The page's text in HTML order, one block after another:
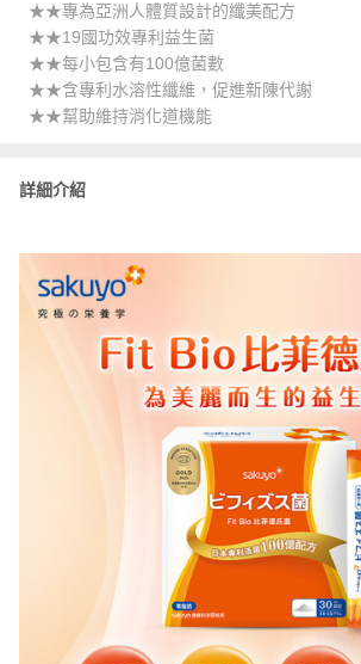
★★專為亞洲人體質設計的纖美配方
★★19國功效專利益生菌
★★每小包含有100億菌數
★★含專利水溶性纖維，促進新陳代謝
★★幫助維持消化道機能
詳細介紹